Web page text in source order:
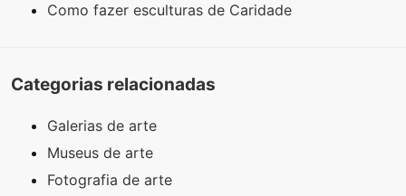
Como fazer esculturas de Caridade
Categorias relacionadas
Galerias de arte
Museus de arte
Fotografia de arte